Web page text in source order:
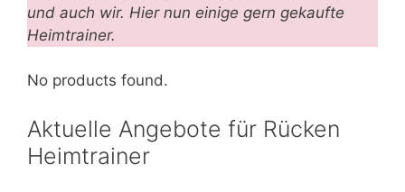
und auch wir. Hier nun einige gern gekaufte
Heimtrainer.
No products found.
Aktuelle Angebote für Rücken
Heimtrainer